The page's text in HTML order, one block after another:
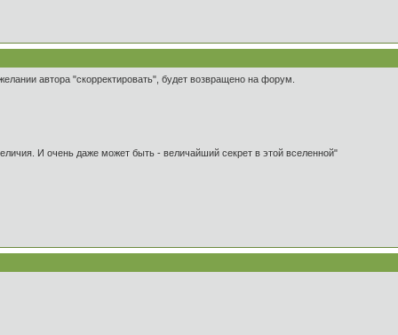
автора "скорректировать", будет возвращено на форум.
И очень даже может быть - величайший секрет в этой вселенной"